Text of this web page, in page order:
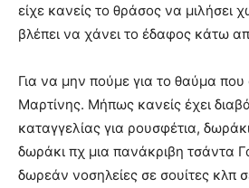
είχε κανείς το θράσος να μιλήσει
βλέπει να χάνει το έδαφος κάτω
Για να μην πούμε για το θαύμα που
Μαρτίνης. Μήπως κανείς έχει
καταγγελίας για ρουσφέτια,
δωράκι πχ μια πανάκριβη τσάντα
δωρεάν νοσηλείες σε σουίτες κλπ